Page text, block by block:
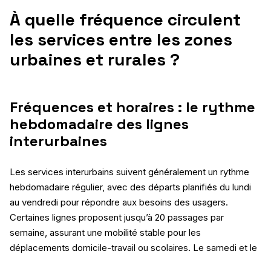
À quelle fréquence circulent
les services entre les zones
urbaines et rurales ?
Fréquences et horaires : le rythme
hebdomadaire des lignes
interurbaines
Les services interurbains suivent généralement un rythme
hebdomadaire régulier, avec des départs planifiés du lundi
au vendredi pour répondre aux besoins des usagers.
Certaines lignes proposent jusqu’à 20 passages par
semaine, assurant une mobilité stable pour les
déplacements domicile-travail ou scolaires. Le samedi et le